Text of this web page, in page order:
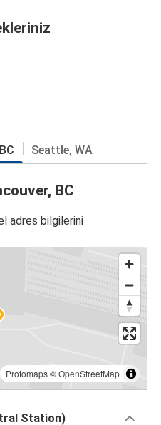
Seattle, WA
BC
adres bilgilerini
Protomaps©OpenStreetMap
Station)